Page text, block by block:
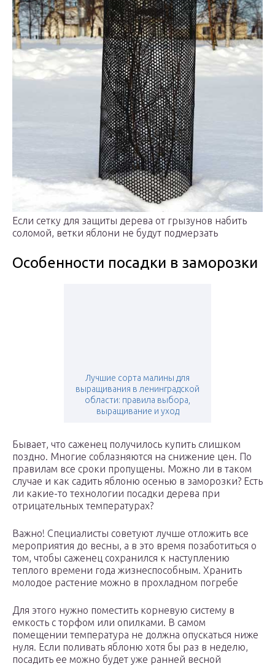
Если сетку для защиты дерева от грызунов набить
соломой, ветки яблони не будут подмерзать
Особенности посадки в заморозки
Лучшие сорта малины для
выращивания в ленинградской
области: правила выбора,
выращивание и уход
Бывает, что саженец получилось купить слишком
поздно. Многие соблазняются на снижение цен. По
правилам все сроки пропущены. Можно ли в таком
случае и как садить яблоню осенью в заморозки? Есть
ли какие-то технологии посадки дерева при
отрицательных температурах?
Важно! Специалисты советуют лучше отложить все
мероприятия до весны, а в это время позаботиться о
том, чтобы саженец сохранился к наступлению
теплого времени года жизнеспособным. Хранить
молодое растение можно в прохладном погребе
Для этого нужно поместить корневую систему в
емкость с торфом или опилками. В самом
помещении температура не должна опускаться ниже
нуля. Если поливать яблоню хотя бы раз в неделю,
посадить ее можно будет уже ранней весной